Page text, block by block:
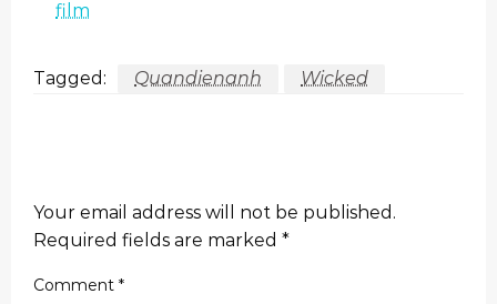
film
Tagged: Quandienanh Wicked
Your email address will not be published.
Required fields are marked *
Comment *